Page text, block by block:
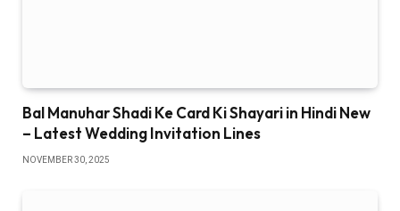
Bal Manuhar Shadi Ke Card Ki Shayari in Hindi New
– Latest Wedding Invitation Lines
NOVEMBER 30, 2025